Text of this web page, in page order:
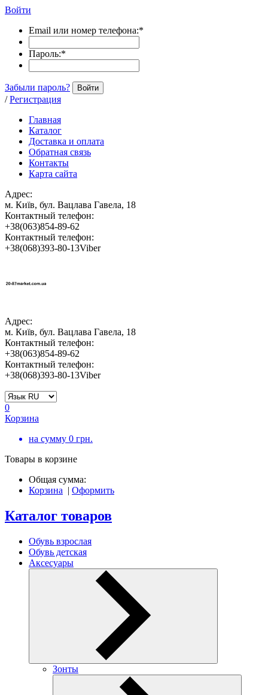
Войти
Email или номер телефона:*
Пароль:*
Забыли пароль? Войти
/ Регистрация
Главная
Каталог
Доставка и оплата
Обратная связь
Контакты
Карта сайта
Адрес:
м. Київ, бул. Вацлава Гавела, 18
Контактный телефон:
+38(063)854-89-62
Контактный телефон:
+38(068)393-80-13Viber
Адрес:
м. Київ, бул. Вацлава Гавела, 18
Контактный телефон:
+38(063)854-89-62
Контактный телефон:
+38(068)393-80-13Viber
0
Корзина
на сумму 0 грн.
Товары в корзине
Общая сумма:
Корзина | Оформить
Каталог товаров
Обувь взрослая
Обувь детская
Аксесуары
Зонты